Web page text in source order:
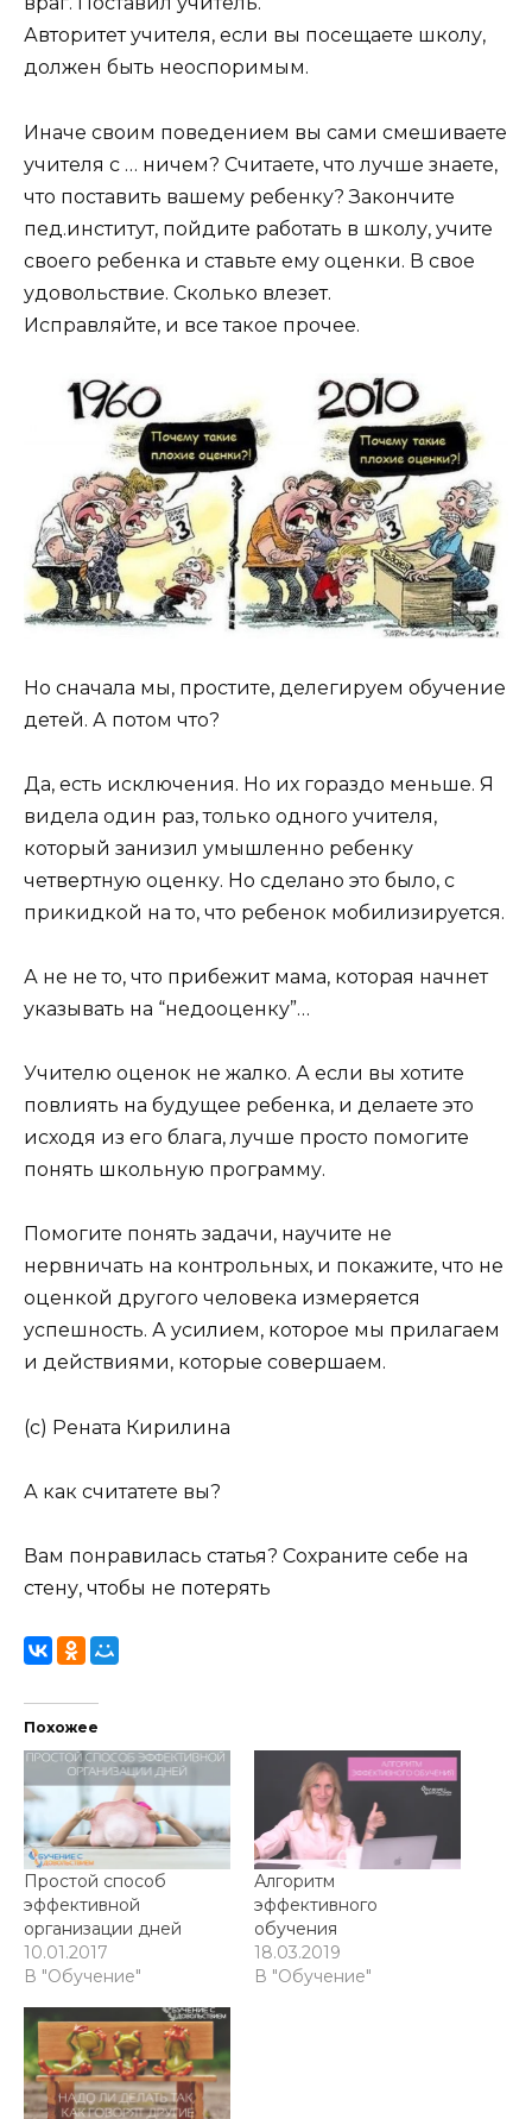
Авторитет учителя, если вы посещаете школу,
должен быть неоспоримым.
Иначе своим поведением вы сами смешиваете
учителя с … ничем? Считаете, что лучше знаете,
что поставить вашему ребенку? Закончите
пед.институт, пойдите работать в школу, учите
своего ребенка и ставьте ему оценки. В свое
удовольствие. Сколько влезет.
Исправляйте, и все такое прочее.
Но сначала мы, простите, делегируем обучение
детей. А потом что?
Да, есть исключения. Но их гораздо меньше. Я
видела один раз, только одного учителя,
который занизил умышленно ребенку
четвертную оценку. Но сделано это было, с
прикидкой на то, что ребенок мобилизируется.
А не не то, что прибежит мама, которая начнет
указывать на “недооценку”…
Учителю оценок не жалко. А если вы хотите
повлиять на будущее ребенка, и делаете это
исходя из его блага, лучше просто помогите
понять школьную программу.
Помогите понять задачи, научите не
нервничать на контрольных, и покажите, что не
оценкой другого человека измеряется
успешность. А усилием, которое мы прилагаем
и действиями, которые совершаем.
(с) Рената Кирилина
А как считатете вы?
Вам понравилась статья? Сохраните себе на
стену, чтобы не потерять
Похожее
Простой способ
эффективной
организации дней
10.01.2017
В "Обучение"
Алгоритм
эффективного
обучения
18.03.2019
В "Обучение"